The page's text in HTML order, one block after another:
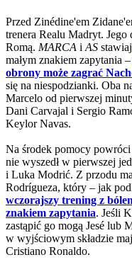
Przed Zinédine'em
trenera Realu Madryt.
Romą. MARCA i AS
małym znakiem zapytania –
obrony może zagrać
się na niespodzianki. Oba
Marcelo od pierwszej
Dani Carvajal i Sergio
Keylor Navas.
Na środek pomocy
nie wyszedł w pierwszej
i Luka Modrić. Z przodu
Rodrígueza, który – jak
wczorajszy trening z
znakiem zapytania. Jeśli
zastąpić go mogą Jesé lub
w wyjściowym składzie
Cristiano Ronaldo.